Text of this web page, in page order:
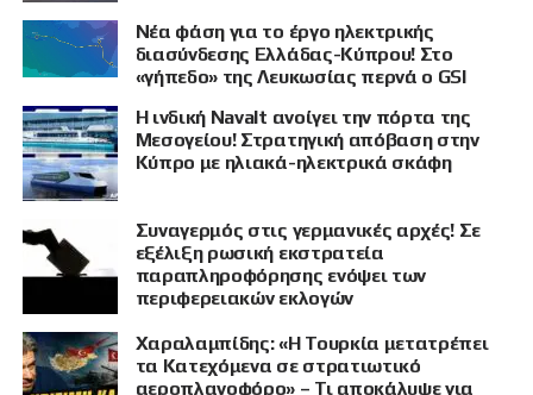
Νέα φάση για το έργο ηλεκτρικής
διασύνδεσης Ελλάδας-Κύπρου! Στο
«γήπεδο» της Λευκωσίας περνά ο GSI
Η ινδική Navalt ανοίγει την πόρτα της
Μεσογείου! Στρατηγική απόβαση στην
Κύπρο με ηλιακά-ηλεκτρικά σκάφη
Συναγερμός στις γερμανικές αρχές! Σε
εξέλιξη ρωσική εκστρατεία
παραπληροφόρησης ενόψει των
περιφερειακών εκλογών
Χαραλαμπίδης: «Η Τουρκία μετατρέπει
τα Κατεχόμενα σε στρατιωτικό
αεροπλανοφόρο» – Τι αποκάλυψε για